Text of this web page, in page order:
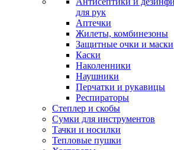
для рук
Аптечки
Жилеты, комбинезоны
Защитные очки и маски
Каски
Наколенники
Наушники
Перчатки и рукавицы
Респираторы
Степлер и скобы
Сумки для инструментов
Тачки и носилки
Тепловые пушки